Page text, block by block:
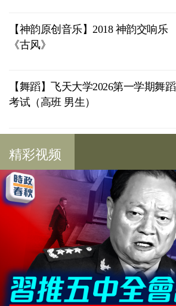
【神韵原创音乐】2018 神韵交响乐
《古风》
【舞蹈】飞天大学2026第一学期舞蹈
考试（高班 男生）
精彩视频